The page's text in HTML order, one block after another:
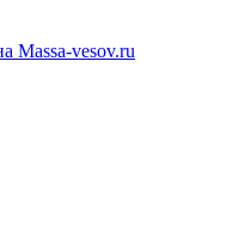
Мassa-vesov.ru